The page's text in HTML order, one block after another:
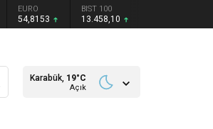
EURO
54,8153
BIST 100
13.458,10
Karabük, 19°C
Açık